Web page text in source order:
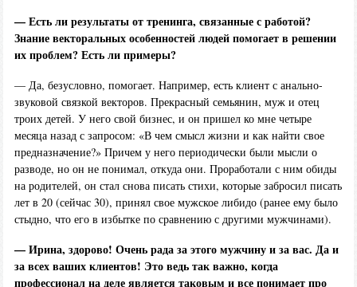
— Есть ли результаты от тренинга, связанные с работой?
Знание векторальных особенностей людей помогает в решении
их проблем? Есть ли примеры?
— Да, безусловно, помогает. Например, есть клиент с анально-
звуковой связкой векторов. Прекрасный семьянин, муж и отец
троих детей. У него свой бизнес, и он пришел ко мне четыре
месяца назад с запросом: «В чем смысл жизни и как найти свое
предназначение?» Причем у него периодически были мысли о
разводе, но он не понимал, откуда они. Проработали с ним обиды
на родителей, он стал снова писать стихи, которые забросил писать
лет в 20 (сейчас 30), принял свое мужское либидо (ранее ему было
стыдно, что его в избытке по сравнению с другими мужчинами).
— Ирина, здорово! Очень рада за этого мужчину и за вас. Да и
за всех ваших клиентов! Это ведь так важно, когда
профессионал на деле является таковым и все понимает про